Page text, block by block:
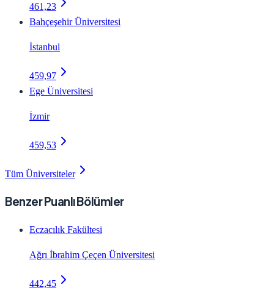
461,23
Bahçeşehir Üniversitesi
İstanbul
459,97
Ege Üniversitesi
İzmir
459,53
Tüm Üniversiteler
Benzer Puanlı Bölümler
Eczacılık Fakültesi
Ağrı İbrahim Çeçen Üniversitesi
442,45